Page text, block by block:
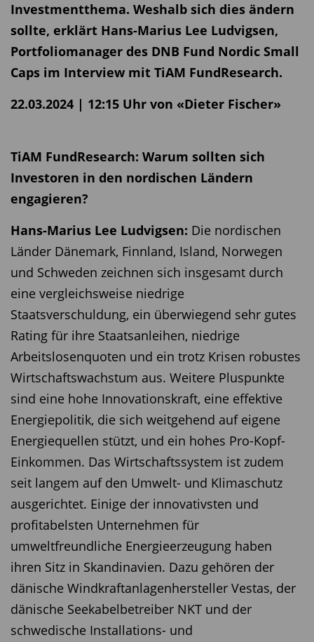
Investmentthema. Weshalb sich dies ändern
sollte, erklärt Hans-Marius Lee Ludvigsen,
Portfoliomanager des DNB Fund Nordic Small
Caps im Interview mit TiAM FundResearch.
22.03.2024 | 12:15 Uhr von «Dieter Fischer»
TiAM FundResearch: Warum sollten sich
Investoren in den nordischen Ländern
engagieren?
Hans-Marius Lee Ludvigsen: Die nordischen
Länder Dänemark, Finnland, Island, Norwegen
und Schweden zeichnen sich insgesamt durch
eine vergleichsweise niedrige
Staatsverschuldung, ein überwiegend sehr gutes
Rating für ihre Staatsanleihen, niedrige
Arbeitslosenquoten und ein trotz Krisen robustes
Wirtschaftswachstum aus. Weitere Pluspunkte
sind eine hohe Innovationskraft, eine effektive
Energiepolitik, die sich weitgehend auf eigene
Energiequellen stützt, und ein hohes Pro-Kopf-
Einkommen. Das Wirtschaftssystem ist zudem
seit langem auf den Umwelt- und Klimaschutz
ausgerichtet. Einige der innovativsten und
profitabelsten Unternehmen für
umweltfreundliche Energieerzeugung haben
ihren Sitz in Skandinavien. Dazu gehören der
dänische Windkraftanlagenhersteller Vestas, der
dänische Seekabelbetreiber NKT und der
schwedische Installations- und